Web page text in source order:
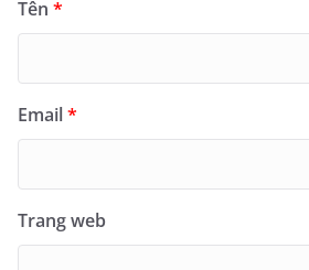
Tên *
Email*
Trang web